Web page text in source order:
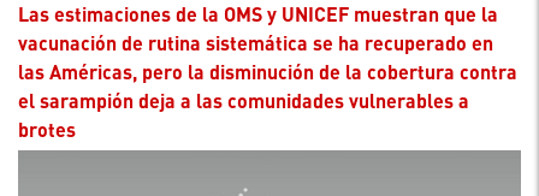
Las estimaciones de la OMS y UNICEF muestran que la
vacunación de rutina sistemática se ha recuperado en
las Américas, pero la disminución de la cobertura contra
el sarampión deja a las comunidades vulnerables a
brotes